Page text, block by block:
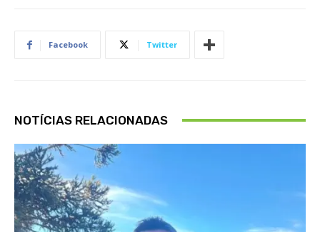
Facebook Twitter
NOTÍCIAS RELACIONADAS